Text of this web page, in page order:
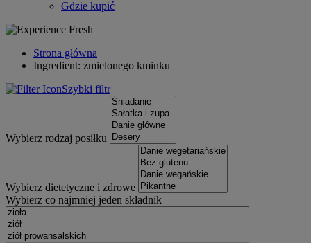
Gdzie kupić
Strona główna
Ingredient: zmielonego kminku
Szybki filtr
Wybierz rodzaj posiłku
Wybierz dietetyczne i zdrowe
Wybierz co najmniej jeden składnik